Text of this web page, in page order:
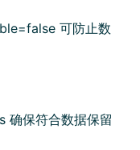
可防止数
确保符合数据保留